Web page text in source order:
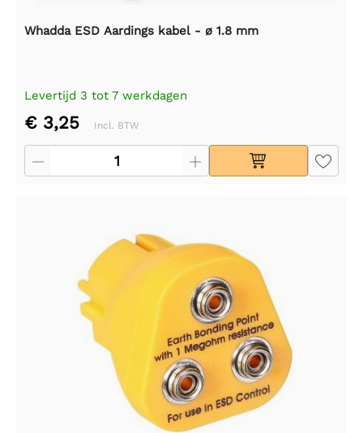
Whadda ESD Aardings kabel - ø 1.8 mm
Levertijd 3 tot 7 werkdagen
€ 3,25 Incl. BTW